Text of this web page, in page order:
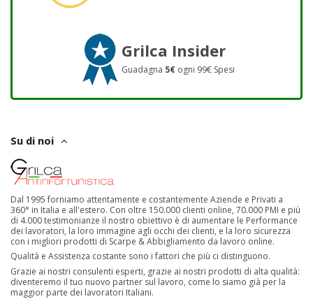
Grilca Insider
Guadagna 5€ ogni 99€ Spesi
Su di noi
Dal 1995 forniamo attentamente e costantemente Aziende e Privati a
360° in Italia e all'estero. Con oltre 150.000 clienti online, 70.000 PMI e più
di 4.000 testimonianze il nostro obiettivo è di aumentare le Performance
dei lavoratori, la loro immagine agli occhi dei clienti, e la loro sicurezza
con i migliori prodotti di Scarpe & Abbigliamento da lavoro online.
Qualità e Assistenza costante sono i fattori che più ci distinguono.
Grazie ai nostri consulenti esperti, grazie ai nostri prodotti di alta qualità:
diventeremo il tuo nuovo partner sul lavoro, come lo siamo già per la
maggior parte dei lavoratori Italiani.